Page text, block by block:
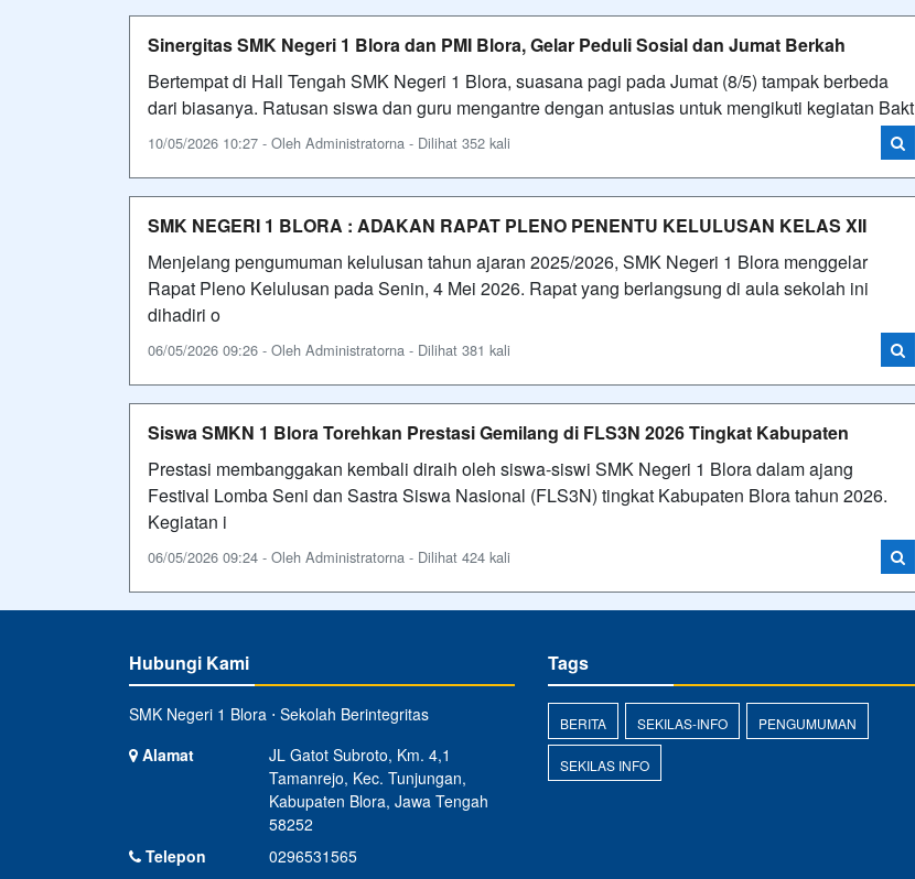
Sinergitas SMK Negeri 1 Blora dan PMI Blora, Gelar Peduli Sosial dan Jumat Berkah
Bertempat di Hall Tengah SMK Negeri 1 Blora, suasana pagi pada Jumat (8/5) tampak berbeda
dari biasanya. Ratusan siswa dan guru mengantre dengan antusias untuk mengikuti kegiatan Bakt
10/05/2026 10:27 - Oleh Administratorna - Dilihat 352 kali
SMK NEGERI 1 BLORA : ADAKAN RAPAT PLENO PENENTU KELULUSAN KELAS XII
Menjelang pengumuman kelulusan tahun ajaran 2025/2026, SMK Negeri 1 Blora menggelar
Rapat Pleno Kelulusan pada Senin, 4 Mei 2026. Rapat yang berlangsung di aula sekolah ini
dihadiri o
06/05/2026 09:26 - Oleh Administratorna - Dilihat 381 kali
Siswa SMKN 1 Blora Torehkan Prestasi Gemilang di FLS3N 2026 Tingkat Kabupaten
Prestasi membanggakan kembali diraih oleh siswa-siswi SMK Negeri 1 Blora dalam ajang
Festival Lomba Seni dan Sastra Siswa Nasional (FLS3N) tingkat Kabupaten Blora tahun 2026.
Kegiatan i
06/05/2026 09:24 - Oleh Administratorna - Dilihat 424 kali
Hubungi Kami
SMK Negeri 1 Blora ⋅ Sekolah Berintegritas
Alamat
JL Gatot Subroto, Km. 4,1
Tamanrejo, Kec. Tunjungan,
Kabupaten Blora, Jawa Tengah
58252
Telepon
0296531565
Tags
BERITA SEKILAS-INFO PENGUMUMAN
SEKILAS INFO